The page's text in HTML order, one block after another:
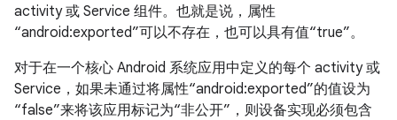
activity 或 Service 组件。也就是说，属性
“android:exported”可以不存在，也可以具有值“true”。
对于在一个核心 Android 系统应用中定义的每个 activity 或
Service，如果未通过将属性“android:exported”的值设为
“false”来将该应用标记为“非公开”，则设备实现必须包含